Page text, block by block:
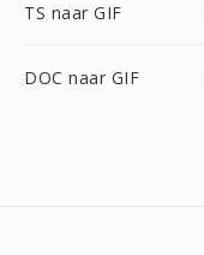
TS naar GIF
DOC naar GIF